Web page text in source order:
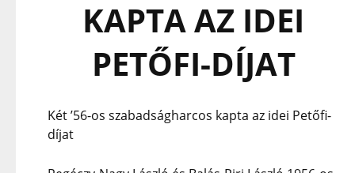
KAPTA AZ IDEI
PETŐFI-DÍJAT
Két ’56-os szabadságharcos kapta az idei Petőfi-
díjat